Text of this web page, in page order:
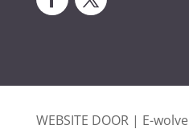
WEBSITE DOOR | E-wolve